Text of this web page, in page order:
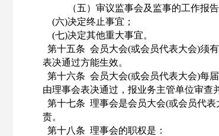
（五）审议监事会及监事的工作报告
(六)决定终止事宜；
(七)决定其他重大事宜。
第十五条 会员大会(或会员代表大会)须
表决通过方能生效。
第十六条 会员大会(或会员代表大会)每
由理事会表决通过，报业务主管单位审查
第十七条 理事会是会员大会(或会员代表
责。
第十八条 理事会的职权是：